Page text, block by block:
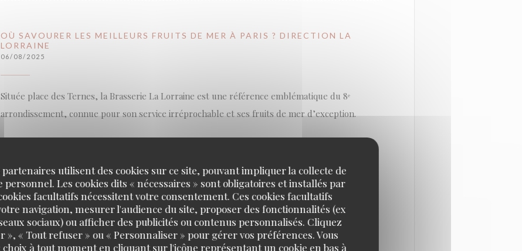
utilisent des cookies sur ce site, pouvant impliquer la collecte de
personnel. Les cookies dits « nécessaires » sont obligatoires et installés par
facultatifs nécessitent votre consentement. Ces cookies facultatifs
navigation, mesurer l'audience du site, proposer des fonctionnalités (ex
sociaux) ou afficher des publicités ou contenus personnalisés. Cliquez
», « Tout refuser » ou « Personnaliser » pour gérer vos préférences. Vous
à tout moment en cliquant sur l'icône représentant un cookie en bas à
OÙ SAVOURER LES MEILLEURS FRUITS DE MER À PARIS ? DIRECTION LA
LORRAINE
06/08/2025
Située place des Ternes, la Brasserie La Lorraine est une référence emblématique du 8ᵉ
arrondissement, connue pour son service irréprochable et ses fruits de mer d’exception.
du décor, rigueur du service et produits sélectionnés avec soin. Modernisée sans perdre
son cachet historique, elle séduit aujourd’hui autant les habitués que les visiteurs de
passage. Le banc d’huîtres installé en salle donne le ton dès l’entrée : ici, le fruit de mer
est roi.